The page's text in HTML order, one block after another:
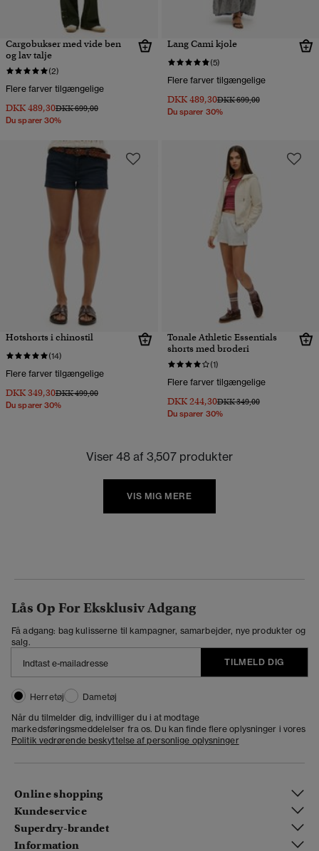
Cargobukser med vide ben
og lav talje
(2)
Flere farver tilgængelige
DKK 489,30Pris nedsat fra
DKK 699,00til
Du sparer 30%
Lang Cami kjole
(5)
Flere farver tilgængelige
DKK 489,30Pris nedsat fra
DKK 699,00til
Du sparer 30%
Hotshorts i chinostil
(14)
Flere farver tilgængelige
DKK 349,30Pris nedsat fra
DKK 499,00til
Du sparer 30%
Tonale Athletic Essentials
shorts med broderi
(1)
Flere farver tilgængelige
DKK 244,30Pris nedsat fra
DKK 349,00til
Du sparer 30%
Viser 48 af 3,507 produkter
VIS MIG MERE
Lås Op For Eksklusiv Adgang
Få adgang: bag kulisserne til kampagner, samarbejder, nye produkter og
salg.
TILMELD DIG
Herretøj
Dametøj
Når du tilmelder dig, indvilliger du i at modtage
markedsføringsmeddelelser fra os. Du kan finde flere oplysninger i vores
Politik vedrørende beskyttelse af personlige oplysninger
Online shopping
Kundeservice
Superdry-brandet
Information